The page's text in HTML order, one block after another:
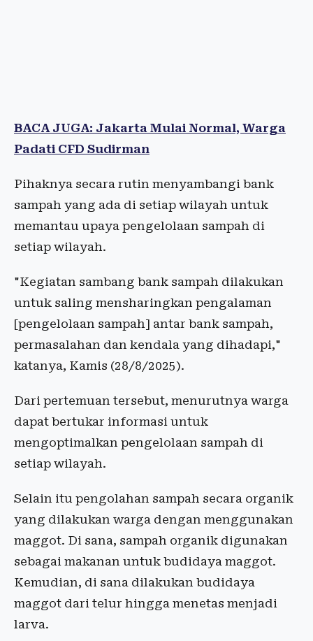
BACA JUGA: Jakarta Mulai Normal, Warga
Padati CFD Sudirman
Pihaknya secara rutin menyambangi bank
sampah yang ada di setiap wilayah untuk
memantau upaya pengelolaan sampah di
setiap wilayah.
"Kegiatan sambang bank sampah dilakukan
untuk saling mensharingkan pengalaman
[pengelolaan sampah] antar bank sampah,
permasalahan dan kendala yang dihadapi,"
katanya, Kamis (28/8/2025).
Dari pertemuan tersebut, menurutnya warga
dapat bertukar informasi untuk
mengoptimalkan pengelolaan sampah di
setiap wilayah.
Selain itu pengolahan sampah secara organik
yang dilakukan warga dengan menggunakan
maggot. Di sana, sampah organik digunakan
sebagai makanan untuk budidaya maggot.
Kemudian, di sana dilakukan budidaya
maggot dari telur hingga menetas menjadi
larva.